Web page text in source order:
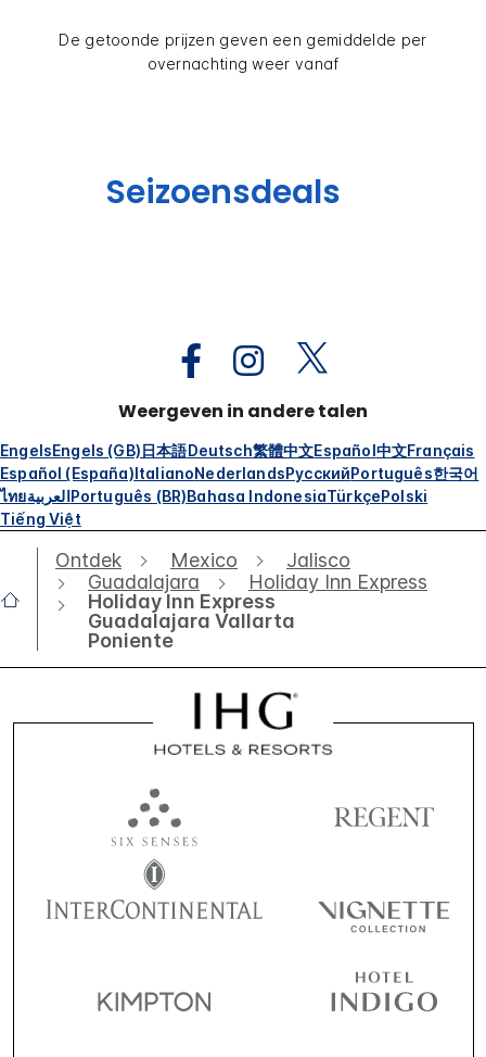
De getoonde prijzen geven een gemiddelde per
overnachting weer vanaf
Seizoensdeals
Weergeven in andere talen
EngelsEngels (GB)日本語Deutsch繁體中文Español中文Français
Español (España)ItalianoNederlandsРусскийPortuguês한국어
ไทยالعربيةPortuguês (BR)Bahasa IndonesiaTürkçePolski
Tiếng Việt
Ontdek Mexico
Jalisco
Guadalajara
Holiday Inn Express
Holiday Inn Express
Guadalajara Vallarta
Poniente